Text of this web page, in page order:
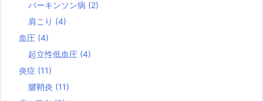
パーキンソン病 (2)
肩こり (4)
血圧 (4)
起立性低血圧 (4)
炎症 (11)
腱鞘炎 (11)